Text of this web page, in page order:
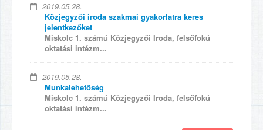
2019.05.28.
Közjegyzői iroda szakmai gyakorlatra keres
jelentkezőket
Miskolc 1. számú Közjegyzői Iroda, felsőfokú
oktatási intézm...
2019.05.28.
Munkalehetőség
Miskolc 1. számú Közjegyzői Iroda, felsőfokú
oktatási intézm...